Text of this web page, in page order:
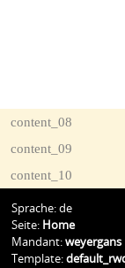
content_08
content_09
content_10
Sprache: de
Seite: Home
Mandant: weyergans
Template: